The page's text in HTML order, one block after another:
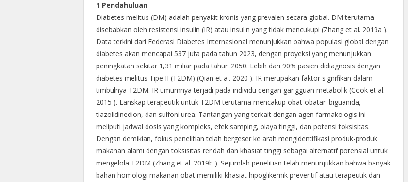
1 Pendahuluan
Diabetes melitus (DM) adalah penyakit kronis yang prevalen secara global. DM terutama
disebabkan oleh resistensi insulin (IR) atau insulin yang tidak mencukupi (Zhang et al. 2019a ).
Data terkini dari Federasi Diabetes Internasional menunjukkan bahwa populasi global dengan
diabetes akan mencapai 537 juta pada tahun 2023, dengan proyeksi yang menunjukkan
peningkatan sekitar 1,31 miliar pada tahun 2050. Lebih dari 90% pasien didiagnosis dengan
diabetes melitus Tipe II (T2DM) (Qian et al. 2020 ). IR merupakan faktor signifikan dalam
timbulnya T2DM. IR umumnya terjadi pada individu dengan gangguan metabolik (Cook et al.
2015 ). Lanskap terapeutik untuk T2DM terutama mencakup obat-obatan biguanida,
tiazolidinedion, dan sulfonilurea. Tantangan yang terkait dengan agen farmakologis ini
meliputi jadwal dosis yang kompleks, efek samping, biaya tinggi, dan potensi toksisitas.
Dengan demikian, fokus penelitian telah bergeser ke arah mengidentifikasi produk-produk
makanan alami dengan toksisitas rendah dan khasiat tinggi sebagai alternatif potensial untuk
mengelola T2DM (Zhang et al. 2019b ). Sejumlah penelitian telah menunjukkan bahwa banyak
bahan homologi makanan obat memiliki khasiat hipoglikemik preventif atau terapeutik dan